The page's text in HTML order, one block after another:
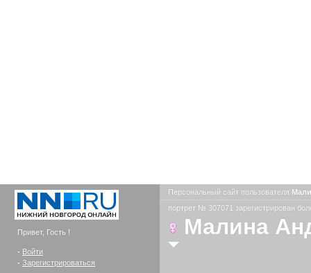
Привет, Гость !
- Войти
- Зарегистрироваться
Персональный сайт пользователя
портрет № 307071 зарегистрирован
Малина